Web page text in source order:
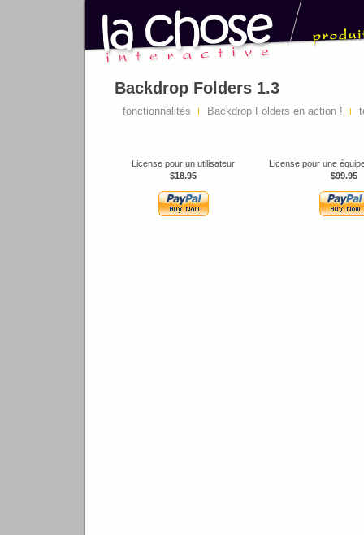
Backdrop Folders 1.3
fonctionnalités Backdrop Folders en action !
License pour un utilisateur
$18.95
License pour une
$99.95